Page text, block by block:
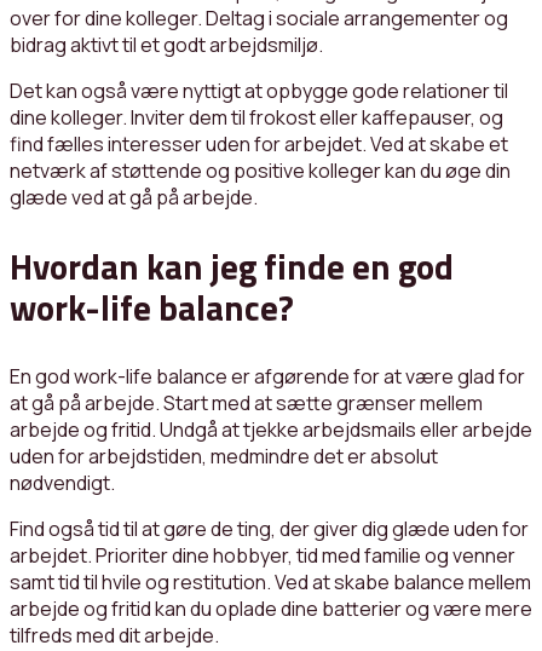
over for dine kolleger. Deltag i sociale arrangementer og
bidrag aktivt til et godt arbejdsmiljø.
Det kan også være nyttigt at opbygge gode relationer til
dine kolleger. Inviter dem til frokost eller kaffepauser, og
find fælles interesser uden for arbejdet. Ved at skabe et
netværk af støttende og positive kolleger kan du øge din
glæde ved at gå på arbejde.
Hvordan kan jeg finde en god
work-life balance?
En god work-life balance er afgørende for at være glad for
at gå på arbejde. Start med at sætte grænser mellem
arbejde og fritid. Undgå at tjekke arbejdsmails eller arbejde
uden for arbejdstiden, medmindre det er absolut
nødvendigt.
Find også tid til at gøre de ting, der giver dig glæde uden for
arbejdet. Prioriter dine hobbyer, tid med familie og venner
samt tid til hvile og restitution. Ved at skabe balance mellem
arbejde og fritid kan du oplade dine batterier og være mere
tilfreds med dit arbejde.